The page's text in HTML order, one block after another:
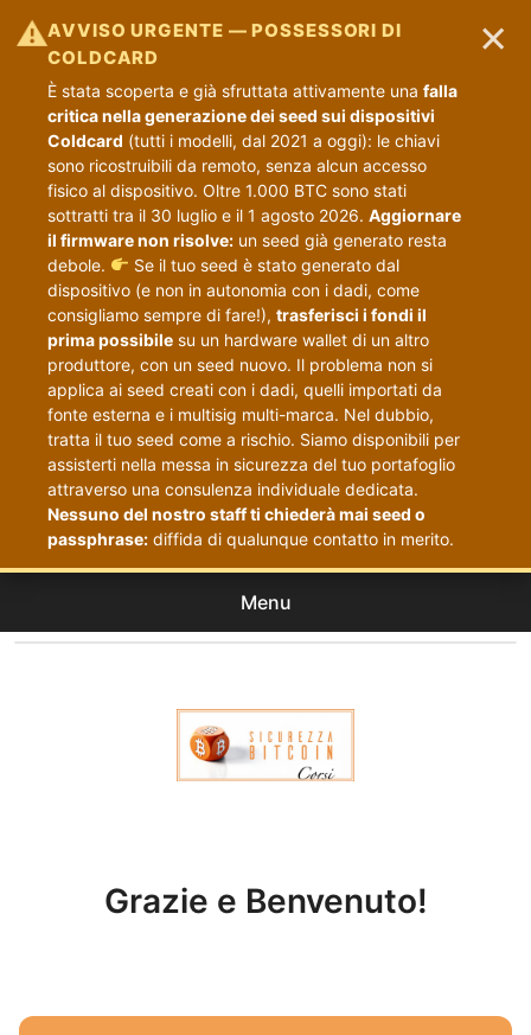
⚠AVVISO URGENTE — POSSESSORI DI
COLDCARD
È stata scoperta e già sfruttata attivamente una falla
critica nella generazione dei seed sui dispositivi
Coldcard (tutti i modelli, dal 2021 a oggi): le chiavi
sono ricostruibili da remoto, senza alcun accesso
fisico al dispositivo. Oltre 1.000 BTC sono stati
sottratti tra il 30 luglio e il 1 agosto 2026. Aggiornare
il firmware non risolve: un seed già generato resta
debole.
Se il tuo seed è stato generato dal
dispositivo (e non in autonomia con i dadi, come
consigliamo sempre di fare!), trasferisci i fondi il
prima possibile su un hardware wallet di un altro
produttore, con un seed nuovo. Il problema non si
applica ai seed creati con i dadi, quelli importati da
fonte esterna e i multisig multi-marca. Nel dubbio,
tratta il tuo seed come a rischio. Siamo disponibili per
assisterti nella messa in sicurezza del tuo portafoglio
attraverso una consulenza individuale dedicata.
Nessuno del nostro staff ti chiederà mai seed o
passphrase: diffida di qualunque contatto in merito.
×
Menu
Grazie e Benvenuto!